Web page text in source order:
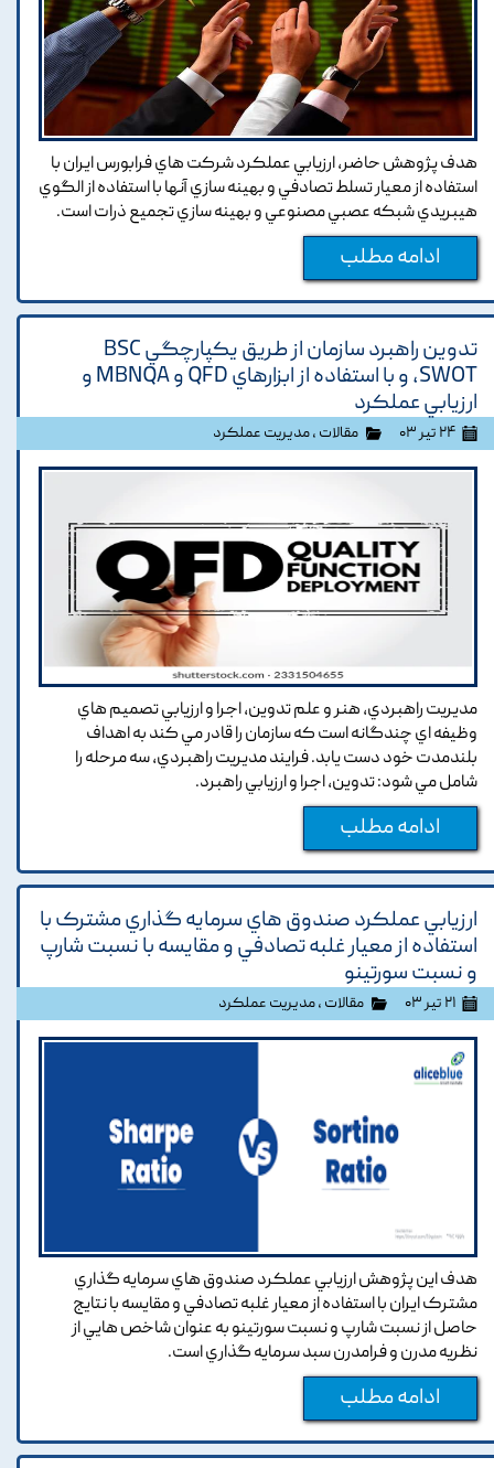
هدف پژوهش حاضر, ارزيابي عملکرد شرکت هاي فرابورس ايران با
استفاده از معيار تسلط تصادفي و بهينه سازي آنها با استفاده از الگوي
هيبريدي شبکه عصبي مصنوعي و بهينه سازي تجميع ذرات است.
ادامه مطلب
تدوين راهبرد سازمان از طريق يکپارچگي BSC
،SWOT و با استفاده از ابزارهاي QFD و MBNQA و
ارزيابي عملکرد
۲۴ تیر ۰۳ مقالات ،مدیریت عملکرد
مديريت راهبردي, هنر و علم تدوين, اجرا و ارزيابي تصميم هاي
وظيفه اي چندگانه است که سازمان را قادر مي کند به اهداف
بلندمدت خود دست يابد. فرايند مديريت راهبردي, سه مرحله را
شامل مي شود: تدوين, اجرا و ارزيابي راهبرد.
ادامه مطلب
ارزيابي عملکرد صندوق هاي سرمايه گذاري مشترک با
استفاده از معيار غلبه تصادفي و مقايسه با نسبت شارپ
و نسبت سورتينو
۲۱ تیر ۰۳ مقالات ،مدیریت عملکرد
هدف اين پژوهش ارزيابي عملکرد صندوق هاي سرمايه گذاري
مشترک ايران با استفاده از معيار غلبه تصادفي و مقايسه با نتايج
حاصل از نسبت شارپ و نسبت سورتينو به عنوان شاخص هايي از
نظريه مدرن و فرامدرن سبد سرمايه گذاري است.
ادامه مطلب